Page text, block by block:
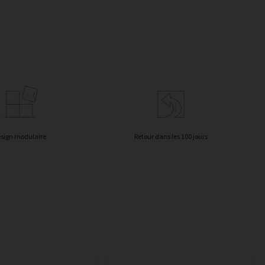
modulaire Retour dans les 100 jours